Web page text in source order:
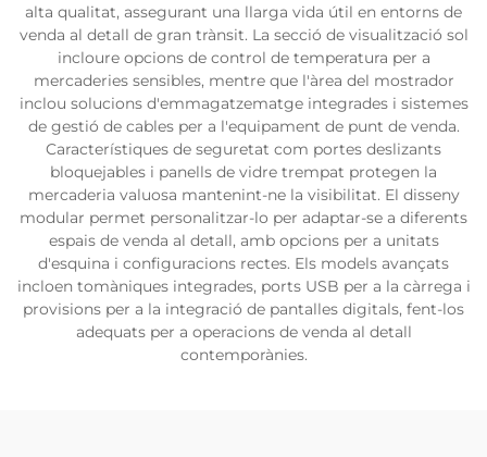
alta qualitat, assegurant una llarga vida útil en entorns de
venda al detall de gran trànsit. La secció de visualització sol
incloure opcions de control de temperatura per a
mercaderies sensibles, mentre que l'àrea del mostrador
inclou solucions d'emmagatzematge integrades i sistemes
de gestió de cables per a l'equipament de punt de venda.
Característiques de seguretat com portes deslizants
bloquejables i panells de vidre trempat protegen la
mercaderia valuosa mantenint-ne la visibilitat. El disseny
modular permet personalitzar-lo per adaptar-se a diferents
espais de venda al detall, amb opcions per a unitats
d'esquina i configuracions rectes. Els models avançats
incloen tomàniques integrades, ports USB per a la càrrega i
provisions per a la integració de pantalles digitals, fent-los
adequats per a operacions de venda al detall
contemporànies.